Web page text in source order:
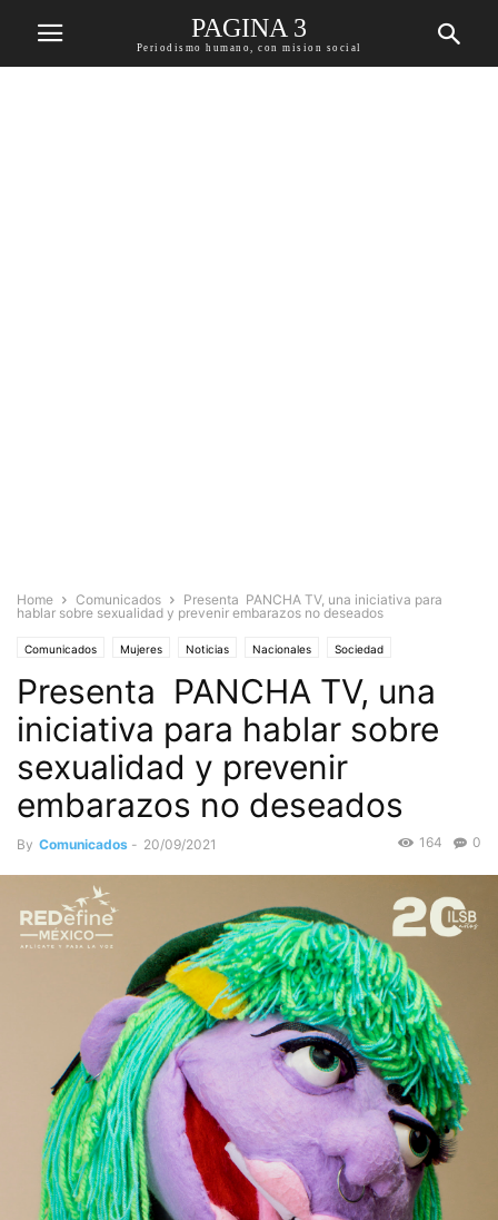
PAGINA 3
Periodismo humano, con mision social
Home Comunicados
Presenta PANCHA TV, una iniciativa para
hablar sobre sexualidad y prevenir embarazos no deseados
Comunicados Mujeres Noticias Nacionales Sociedad
Presenta PANCHA TV, una
iniciativa para hablar sobre
sexualidad y prevenir
embarazos no deseados
By Comunicados - 20/09/2021 0
164